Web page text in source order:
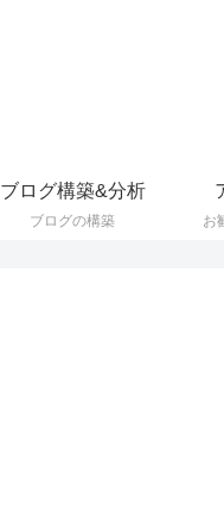
ブログ構築&分析
ブログの構築
お